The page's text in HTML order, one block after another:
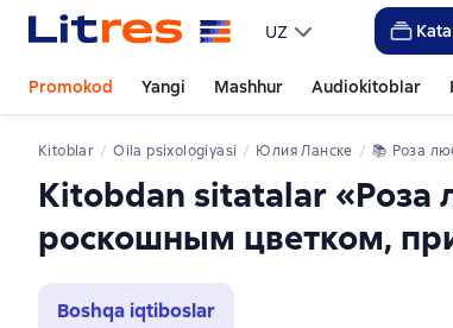
UZ
Promokod Yangi Mashhur Audiokitoblar
Kitoblar oila psixologiyasi Юлия Ланске 📚 Роза любви и женственности. Как стать
Kitobdan sitatalar «Роза
роскошным цветком,
Boshqa iqtiboslar